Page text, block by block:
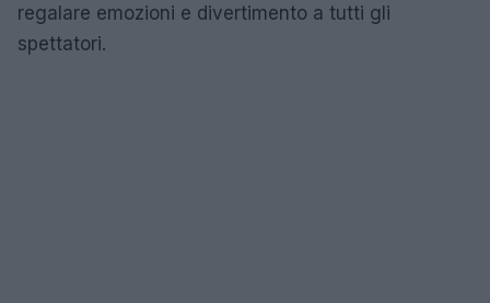
regalare emozioni e divertimento a tutti gli
spettatori.